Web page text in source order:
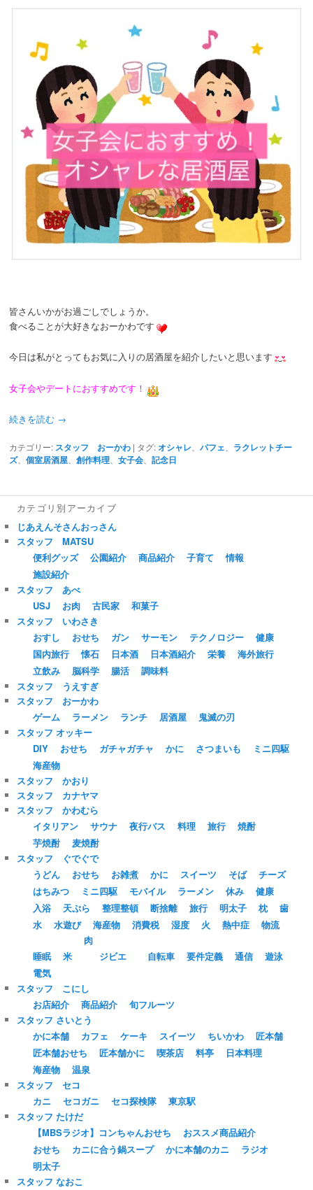
皆さんいかがお過ごしでしょうか。
食べることが大好きなおーかわです
今日は私がとってもお気に入りの居酒屋を紹介したいと思います
女子会やデートにおすすめです！
続きを読む →
カテゴリー: スタッフ おーかわ | タグ: オシャレ 、パフェ
ラクレットチー
ズ、個室居酒屋 、創作料理 、女子会 、記念日
カテゴリ別アーカイブ
じあえんそさんおっさん
スタッフ MATSU
便利グッズ
公園紹介 商品紹介 子育て
情報
施設紹介
スタッフ あべ
USJ
お肉 古民家
和菓子
スタッフ いわさき
おすし
おせち ガン サーモン テクノロジー
健康
国内旅行
懐石 日本酒 日本酒紹介 栄養
海外旅行
立飲み
脳科学 腸活
調味料
スタッフ うえすぎ
スタッフ おーかわ
ゲーム
ラーメン ランチ 居酒屋
鬼滅の刃
スタッフ オッキー
DIY
おせち ガチャガチャ かに さつまいも
ミニ四駆
海産物
スタッフ かおり
スタッフ カナヤマ
スタッフ かわむら
イタリアン
サウナ 夜行バス 料理 旅行
焼酎
芋焼酎
麦焼酎
スタッフ ぐでぐで
うどん
おせち お雑煮 かに スイーツ そば
チーズ
はちみつ
ミニ四駆 モバイル ラーメン 休み
健康
入浴
天ぷら 整理整頓 断捨離 旅行 明太子 枕
歯
水
水遊び 海産物 消費税 湿度 火 熱中症 物流
睡眠 米
肉
ジビエ
自転車 要件定義 通信
遊泳
電気
スタッフ こにし
お店紹介
商品紹介
旬フルーツ
スタッフ さいとう
かに本舗
カフェ ケーキ スイーツ ちいかわ
匠本舗
匠本舗おせち
匠本舗かに 喫茶店 料亭
日本料理
海産物
温泉
スタッフ セコ
カニ
セコガニ セコ探検隊
東京駅
スタッフ たけだ
【MBSラジオ】コンちゃんおせち
おススメ商品紹介
おせち
カニに合う鍋スープ かに本舗のカニ
ラジオ
明太子
スタッフ なおこ